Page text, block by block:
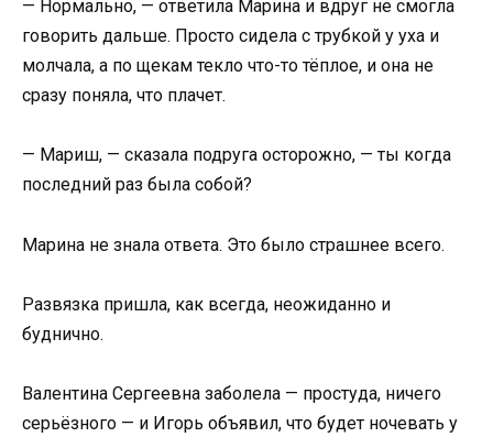
— Нормально, — ответила Марина и вдруг не смогла
говорить дальше. Просто сидела с трубкой у уха и
молчала, а по щекам текло что-то тёплое, и она не
сразу поняла, что плачет.
— Мариш, — сказала подруга осторожно, — ты когда
последний раз была собой?
Марина не знала ответа. Это было страшнее всего.
Развязка пришла, как всегда, неожиданно и
буднично.
Валентина Сергеевна заболела — простуда, ничего
серьёзного — и Игорь объявил, что будет ночевать у